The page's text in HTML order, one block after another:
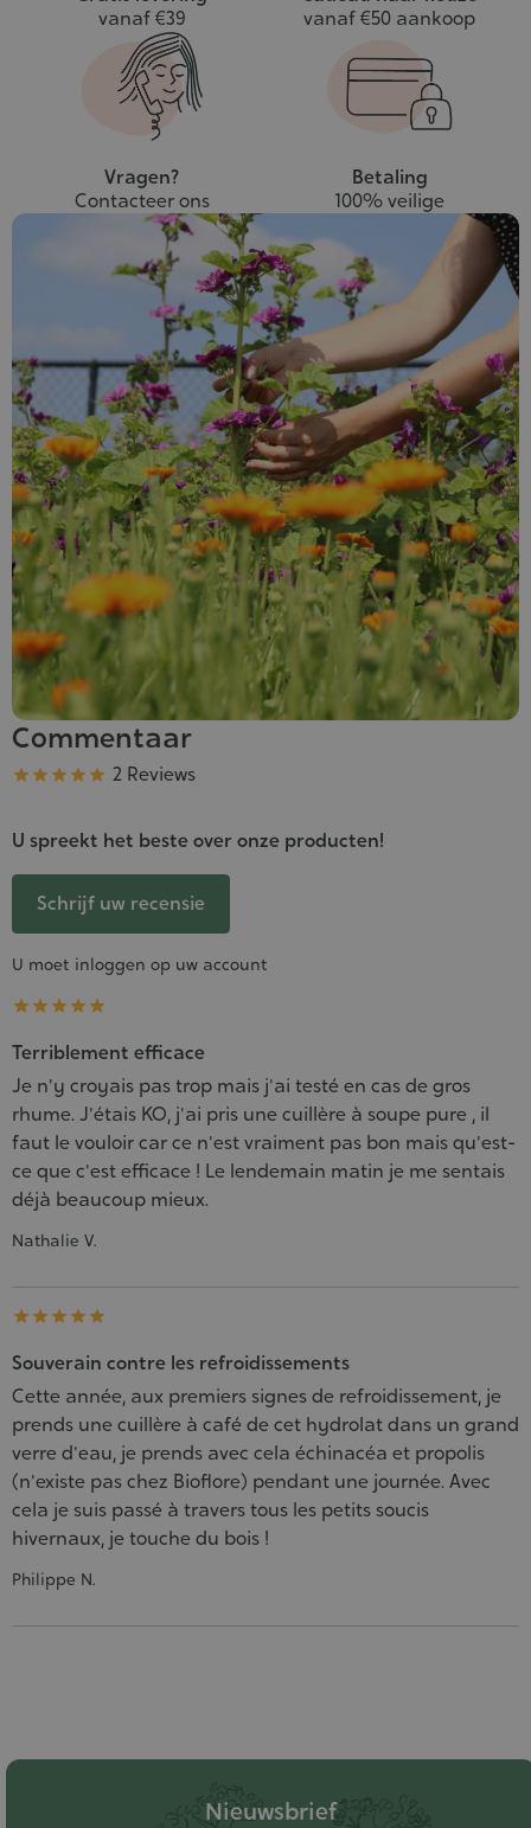
vanaf €39
vanaf €50 aankoop
Vragen?
Contacteer ons
Betaling
100% veilige
Commentaar
Kwaliteit
     2 Reviews
U spreekt het beste over onze producten!
Schrijf uw recensie
U moet inloggen op uw account
    
Terriblement efficace
Je n'y croyais pas trop mais j'ai testé en cas de gros
rhume. J'étais KO, j'ai pris une cuillère à soupe pure , il
faut le vouloir car ce n'est vraiment pas bon mais qu'est-
ce que c'est efficace ! Le lendemain matin je me sentais
déjà beaucoup mieux.
Nathalie V.
    
Souverain contre les refroidissements
Cette année, aux premiers signes de refroidissement, je
prends une cuillère à café de cet hydrolat dans un grand
verre d'eau, je prends avec cela échinacéa et propolis
(n'existe pas chez Bioflore) pendant une journée. Avec
cela je suis passé à travers tous les petits soucis
hivernaux, je touche du bois !
Philippe N.
Nieuwsbrief